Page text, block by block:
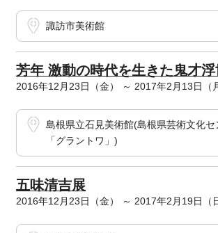
諏訪市美術館
芳年 激動の時代を生きた鬼才
2016年12月23日（金） ～ 2017年2月13日（
島根県立石見美術館(島根県芸術文化セ
「グラントワ」)
五味清吉展
2016年12月23日（金） ～ 2017年2月19日（